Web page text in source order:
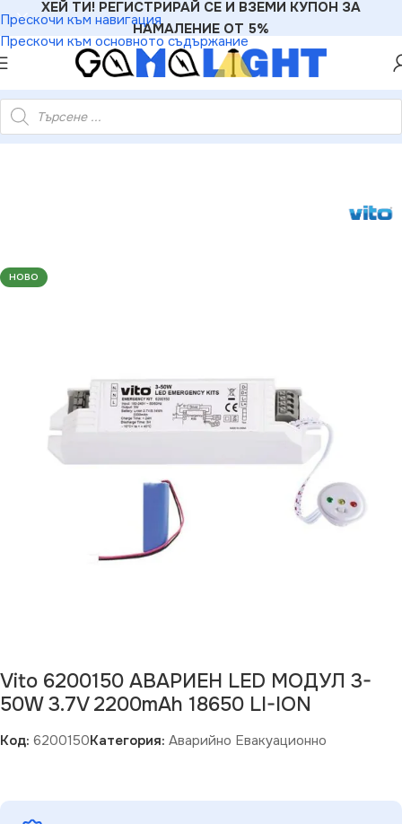
Прескочи към навигация
Прескочи към основното съдържание
ХЕЙ ТИ! РЕГИСТРИРАЙ СЕ И ВЗЕМИ КУПОН ЗА
НАМАЛЕНИЕ ОТ 5%
АВАРИЕН LED МОДУЛ 3-50W 3.7V 2200mAh 18650 LI-ION
НОВО
Vito 6200150 АВАРИЕН LED МОДУЛ 3-
50W 3.7V 2200mAh 18650 LI-ION
Код: 6200150Категория: Аварийно Евакуационно